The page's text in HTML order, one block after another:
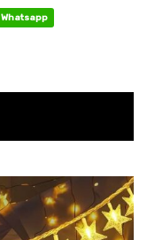
Whatsapp